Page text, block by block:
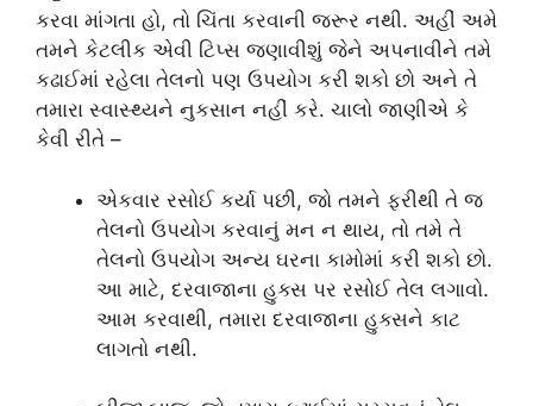
કરવા માંગતા હો, તો ચિંતા કરવાની જરૂર નથી. અહીં અમે
તમને કેટલીક એવી ટિપ્સ જણાવીશું જેને અપનાવીને તમે
કઢાઈમાં રહેલા તેલનો પણ ઉપયોગ કરી શકો છો અને તે
તમારા સ્વાસ્થ્યને નુકસાન નહીં કરે. ચાલો જાણીએ કે
કેવી રીતે –
એકવાર રસોઈ કર્યા પછી, જો તમને ફરીથી તે જ
તેલનો ઉપયોગ કરવાનું મન ન થાય, તો તમે તે
તેલનો ઉપયોગ અન્ય ઘરના કામોમાં કરી શકો છો.
આ માટે, દરવાજાના હુક્સ પર રસોઈ તેલ લગાવો.
આમ કરવાથી, તમારા દરવાજાના હુક્સને કાટ
લાગતો નથી.